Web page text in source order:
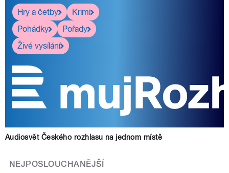
Hry a četby
Krimi
Pohádky
Pořady
Živé vysílání
Audiosvět Českého rozhlasu na jednom místě
NEJPOSLOUCHANĚJŠÍ